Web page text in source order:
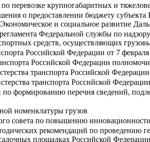
перевозке крупногабаритных и
о предоставлении бюджету
и социальное развитие
Федеральной службы по
средств, осуществляющих
Российской Федерации от 7
Российской Федерации
транспорта Российской
транспорта Российской
формированию перечня сведений,
номенклатуры грузов
совета по повышению
рекомендаций по проведению
площадках Российской Федерации